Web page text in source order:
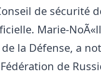
de sécurité
Marie-
la Défense, a
de